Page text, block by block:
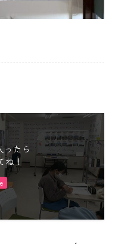
ったら
ね！